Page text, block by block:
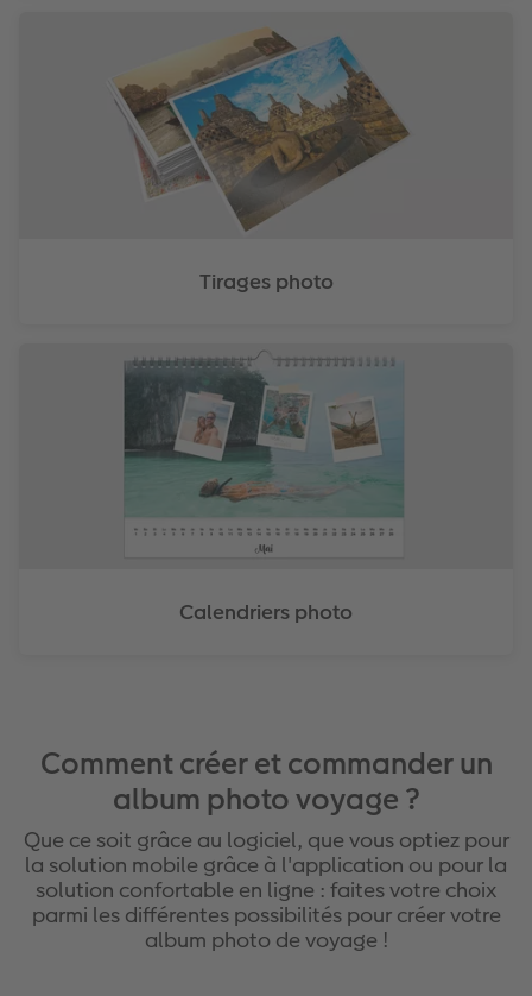
Tirages photo
Calendriers photo
Comment créer et commander un
album photo voyage ?
Que ce soit grâce au logiciel, que vous optiez pour
la solution mobile grâce à l'application ou pour la
solution confortable en ligne : faites votre choix
parmi les différentes possibilités pour créer votre
album photo de voyage !